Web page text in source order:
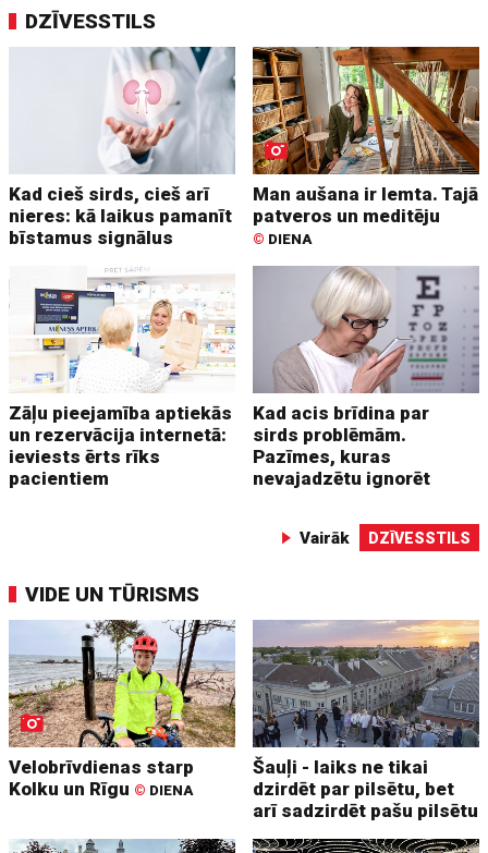
DZĪVESSTILS
Kad cieš sirds, cieš arī
nieres: kā laikus pamanīt
bīstamus signālus
Man aušana ir lemta. Tajā
patveros un meditēju
© DIENA
Zāļu pieejamība aptiekās
un rezervācija internetā:
ieviests ērts rīks
pacientiem
Kad acis brīdina par
sirds problēmām.
Pazīmes, kuras
nevajadzētu ignorēt
Vairāk DZĪVESSTILS
VIDE UN TŪRISMS
Velobrīvdienas starp
Kolku un Rīgu © DIENA
Šauļi - laiks ne tikai
dzirdēt par pilsētu, bet
arī sadzirdēt pašu pilsētu